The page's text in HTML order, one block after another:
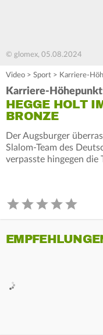
© glomex, 05.08.2024
Video > Sport > Karriere-
Karriere-
HEGGE HOLT
BRONZE
Der Augsburger
Slalom-Team des
verpasste hingegen die